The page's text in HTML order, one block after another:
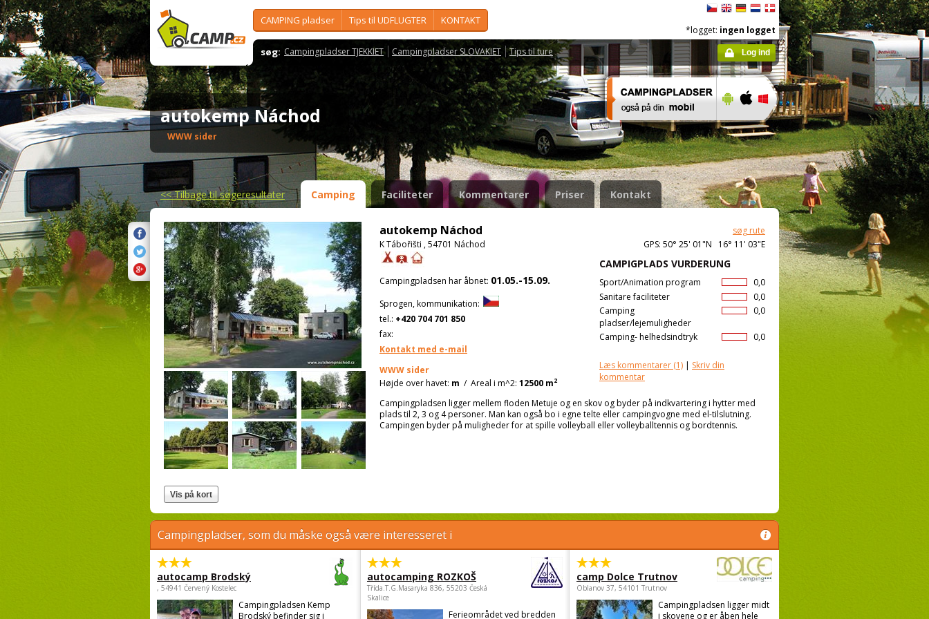
CAMPING pladser Tips til UDFLUGTER KONTAKT
søg: Campingpladser TJEKKIET Campingpladser SLOVAKIET Tips til ture
*logget: ingen logget
Log ind
autokemp Náchod
WWW sider
<<Tilbage til søgeresultater Camping Faciliteter Kommentarer Priser Kontakt
autokemp Náchod
søg rute
K Tábořišti , 54701 Náchod
GPS: 50° 25' 01"N 16° 11' 03"E
CAMPIGPLADS VURDERUNG
0,0
Sport/Animation program
0,0
Sanitare faciliteter
0,0
Camping
pladser/lejemuligheder
0,0
Camping- helhedsindtryk
Læs kommentarer (1) | Skriv din
kommentar
Campingpladsen har åbnet: 01.05.-15.09.
Sprogen, kommunikation:
tel.: +420 704 701 850
fax:
Kontakt med e-mail
WWW sider
Højde over havet: m / Areal i m^2: 12500 m2
Campingpladsen ligger mellem floden Metuje og en skov og byder på indkvartering i hytter med
plads til 2, 3 og 4 personer. Man kan også bo i egne telte eller campingvogne med el-tilslutning.
Campingen byder på muligheder for at spille volleyball eller volleyballtennis og bordtennis.
Campingpladser, som du måske også være interesseret i
autocamp Brodský
, 54941 Červený Kostelec
Campingpladsen Kemp
Brodský befinder sig i
autocamping ROZKOŠ
Třída.T.G.Masaryka 836, 55203 Česká
Skalice
Ferieområdet ved bredden
camp Dolce Trutnov
Oblanov 37, 54101 Trutnov
Campingpladsen ligger midt
i skovene og er åben hele